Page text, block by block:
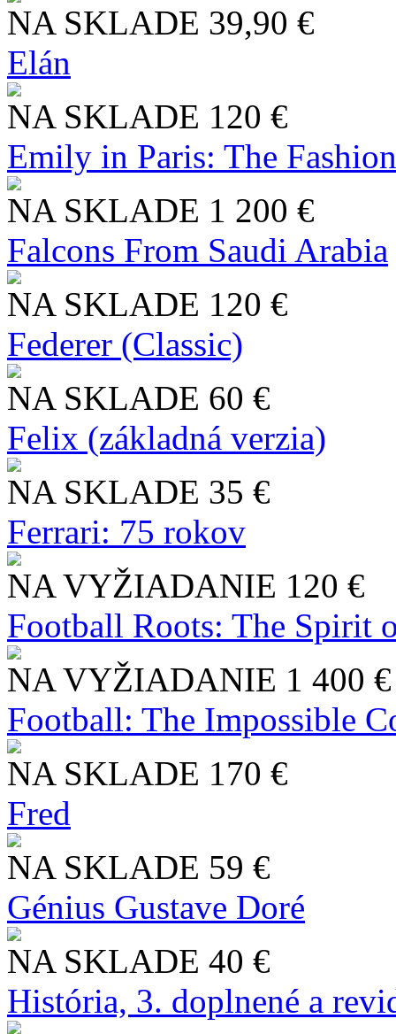
NA SKLADE 39,90 €
Elán
NA SKLADE 120 €
Emily in Paris: The
NA SKLADE 1 200 €
Falcons From Saudi Arabia
NA SKLADE 120 €
Federer (Classic)
NA SKLADE 60 €
Felix (základná verzia)
NA SKLADE 35 €
Ferrari: 75 rokov
NA VYŽIADANIE 120 €
Football Roots: The Spirit
NA VYŽIADANIE 1 400 €
Football: The Impossible
NA SKLADE 170 €
Fred
NA SKLADE 59 €
Génius Gustave Doré
NA SKLADE 40 €
História, 3. doplnené a